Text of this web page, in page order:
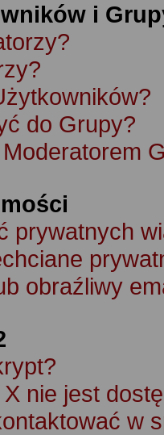
i
do Grupy?
prywatnych
obraźliwy
nie jest
w